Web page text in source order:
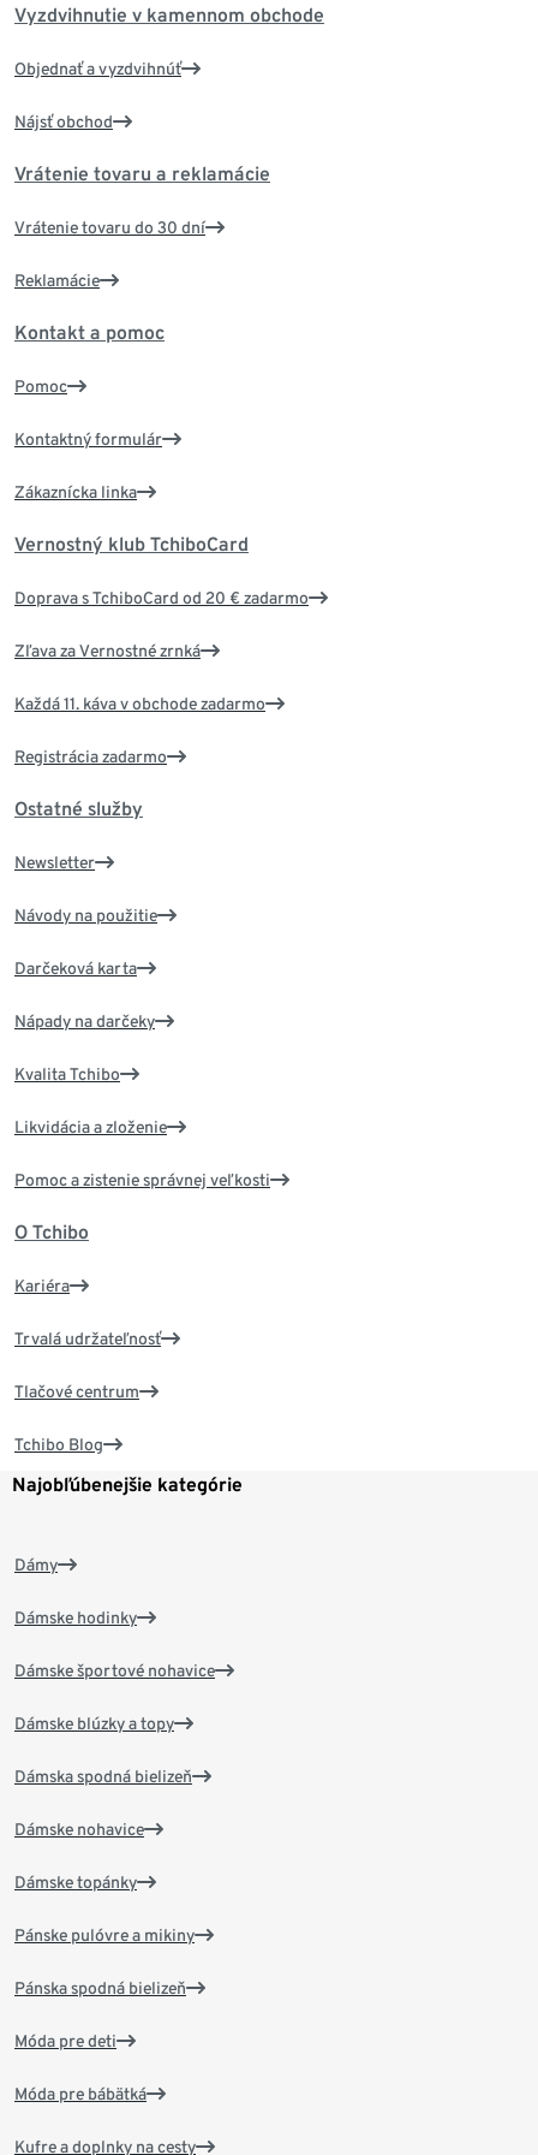
Vyzdvihnutie v kamennom obchode
Objednať a vyzdvihnúť
Nájsť obchod
Vrátenie tovaru a reklamácie
Vrátenie tovaru do 30 dní
Reklamácie
Kontakt a pomoc
Pomoc
Kontaktný formulár
Zákaznícka linka
Vernostný klub TchiboCard
Doprava s TchiboCard od 20 € zadarmo
Zľava za Vernostné zrnká
Každá 11. káva v obchode zadarmo
Registrácia zadarmo
Ostatné služby
Newsletter
Návody na použitie
Darčeková karta
Nápady na darčeky
Kvalita Tchibo
Likvidácia a zloženie
Pomoc a zistenie správnej veľkosti
O Tchibo
Kariéra
Trvalá udržateľnosť
Tlačové centrum
Tchibo Blog
Najobľúbenejšie kategórie
Dámy
Dámske hodinky
Dámske športové nohavice
Dámske blúzky a topy
Dámska spodná bielizeň
Dámske nohavice
Dámske topánky
Pánske pulóvre a mikiny
Pánska spodná bielizeň
Móda pre deti
Móda pre bábätká
Kufre a doplnky na cesty